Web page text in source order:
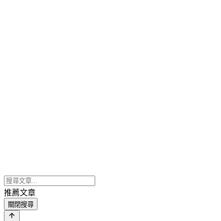
推薦文章
關閉搜尋